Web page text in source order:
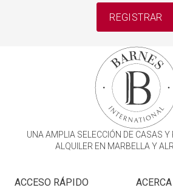
REGISTRAR
UNA AMPLIA SELECCIÓN DE CASAS Y
ALQUILER EN MARBELLA Y
ACCESO RÁPIDO